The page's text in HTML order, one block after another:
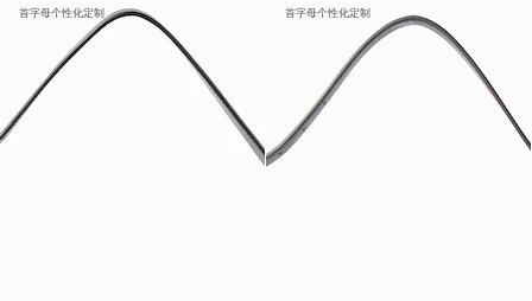
首字母个性化定制 首字母个性化定制